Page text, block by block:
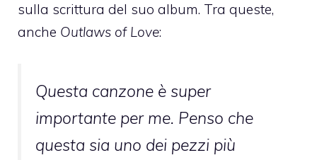
sulla scrittura del suo album. Tra queste,
anche Outlaws of Love:
Questa canzone è super
importante per me. Penso che
questa sia uno dei pezzi più